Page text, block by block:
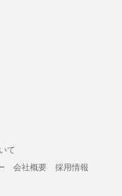
て
会社概要
採用情報